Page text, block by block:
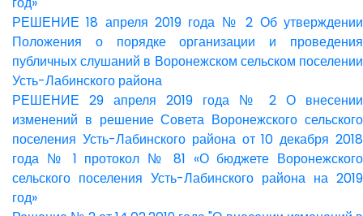
РЕШЕНИЕ 18 апреля 2019 года № 2 Об утверждении
Положения о порядке организации и проведения
публичных слушаний в Воронежском сельском поселении
Усть-Лабинского района
РЕШЕНИЕ 29 апреля 2019 года № 2 О внесении
изменений в решение Совета Воронежского сельского
поселения Усть-Лабинского района от 10 декабря 2018
года № 1 протокол № 81 «О бюджете Воронежского
сельского поселения Усть-Лабинского района на 2019
год»